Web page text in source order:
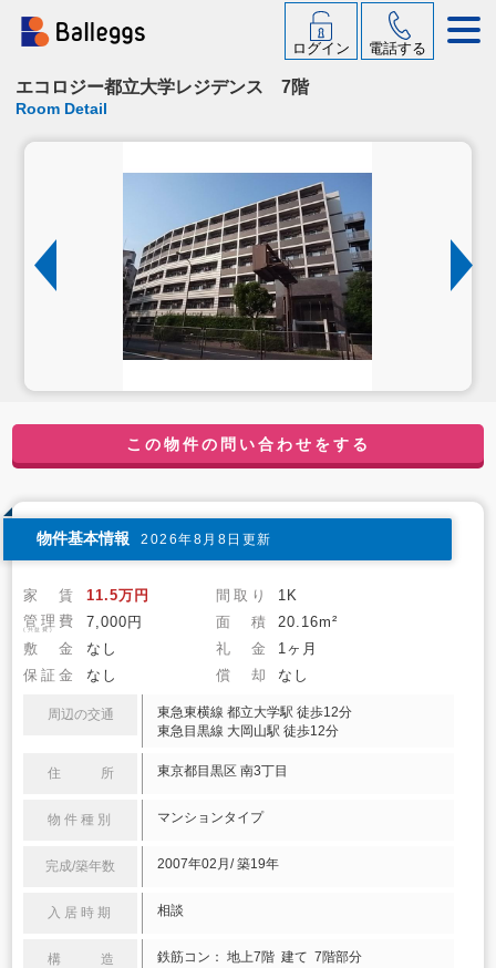
ログイン 電話する
エコロジー都立大学レジデンス 7階
Room Detail
この物件の問い合わせをする
物件基本情報 2026年8月8日更新
家 賃 11.5万円 間取り
1K
管理費
(共益費) 7,000円 面 積
20.16m²
敷 金
なし 礼 金
1ヶ月
保証金
なし 償 却 なし
周辺の交通
東急東横線 都立大学駅 徒歩12分
東急目黒線 大岡山駅 徒歩12分
住 所 東京都目黒区 南3丁目
物件種別 マンションタイプ
完成/築年数 2007年02月/ 築19年
入居時期 相談
構 造 鉄筋コン： 地上7階 建て 7階部分